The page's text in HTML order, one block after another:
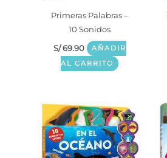
Primeras Palabras –
10 Sonidos
S/69.90
AÑADIR
AL CARRITO